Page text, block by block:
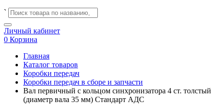
`
Личный кабинет
0 Корзина
Главная
Каталог товаров
Коробки передач
Коробки передач в сборе и запчасти
Вал первичный с кольцом синхронизатора 4 ст. толстый
(диаметр вала 35 мм) Стандарт АДС